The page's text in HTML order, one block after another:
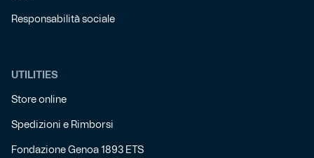
Responsabilità sociale
UTILITIES
Store online
Spedizioni e Rimborsi
Fondazione Genoa 1893 ETS